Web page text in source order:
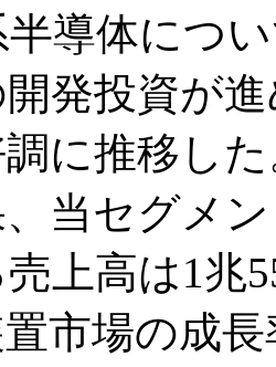
半導体につ
発投資が
に推移し
当セグメ
上高は1兆
市場の成